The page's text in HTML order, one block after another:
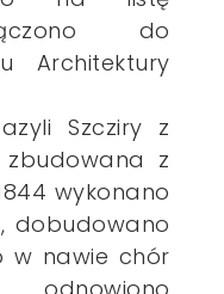
do
Architektury
Szcziry z
z
wykonano
dobudowano
w nawie chór